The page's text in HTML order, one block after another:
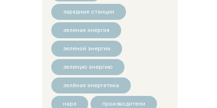
зарядные станции
зеленая энергия
зеленой энергии
зеленую энергию
зелёная энергетика
нарэ производители